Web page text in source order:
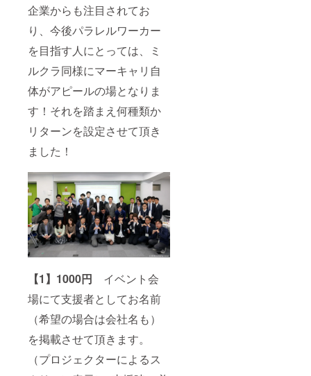
企業からも注目されてお
り、今後パラレルワーカー
を目指す人にとっては、ミ
ルクラ同様にマーキャリ自
体がアピールの場となりま
す！それを踏まえ何種類か
リターンを設定させて頂き
ました！
【1】1000円 イベント会
場にて支援者としてお名前
（希望の場合は会社名も）
を掲載させて頂きます。
（プロジェクターによるス